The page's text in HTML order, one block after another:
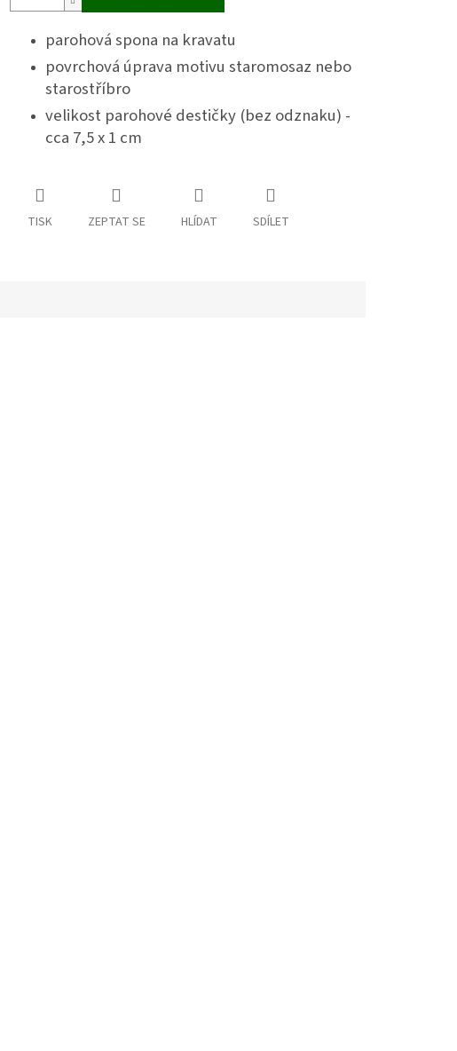
parohová spona na kravatu
povrchová úprava motivu staromosaz nebo
starostříbro
velikost parohové destičky (bez odznaku) -
cca 7,5 x 1 cm
TISK ZEPTAT SE HLÍDAT SDÍLET